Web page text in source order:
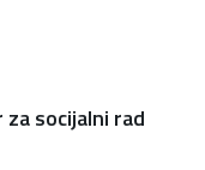
za socijalni rad